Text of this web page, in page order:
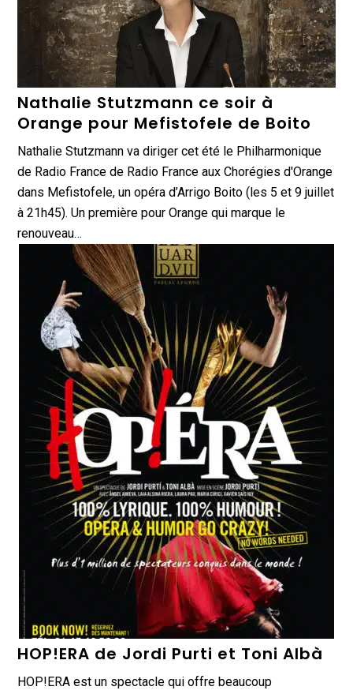
Nathalie Stutzmann ce soir à
Orange pour Mefistofele de Boito
Nathalie Stutzmann va diriger cet été le Philharmonique
de Radio France de Radio France aux Chorégies d'Orange
dans Mefistofele, un opéra d’Arrigo Boito (les 5 et 9 juillet
à 21h45). Un première pour Orange qui marque le
renouveau…
HOP!ERA de Jordi Purti et Toni Albà
HOP!ERA est un spectacle qui offre beaucoup